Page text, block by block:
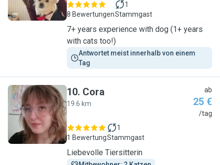
8 Bewertungen
1
Stammgast
7+ years experience with dog (1+ years
with cats too!)
Antwortet meist innerhalb von einem
Tag
C
10. Cora
19.6 km
ab
25 €
/tag
1 Bewertung
1
Stammgast
Liebevolle Tiersitterin